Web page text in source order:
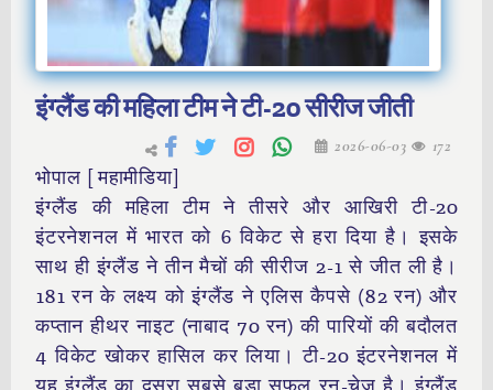
इंग्लैंड की महिला टीम ने टी-20 सीरीज जीती
2026-06-03 172
भोपाल [ महामीडिया]
इंग्लैंड की महिला टीम ने तीसरे और आखिरी टी-20
इंटरनेशनल में भारत को 6 विकेट से हरा दिया है। इसके
साथ ही इंग्लैंड ने तीन मैचों की सीरीज 2-1 से जीत ली है।
181 रन के लक्ष्य को इंग्लैंड ने एलिस कैपसे (82 रन) और
कप्तान हीथर नाइट (नाबाद 70 रन) की पारियों की बदौलत
4 विकेट खोकर हासिल कर लिया। टी-20 इंटरनेशनल में
यह इंग्लैंड का दूसरा सबसे बड़ा सफल रन-चेज है। इंग्लैंड